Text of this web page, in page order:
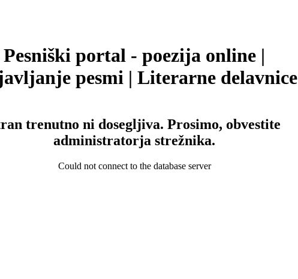
Pesniški portal - poezija online |
pesmi | Literarne delavnice
trenutno ni dosegljiva. Prosimo, obvestite
administratorja strežnika.
Could not connect to the database server